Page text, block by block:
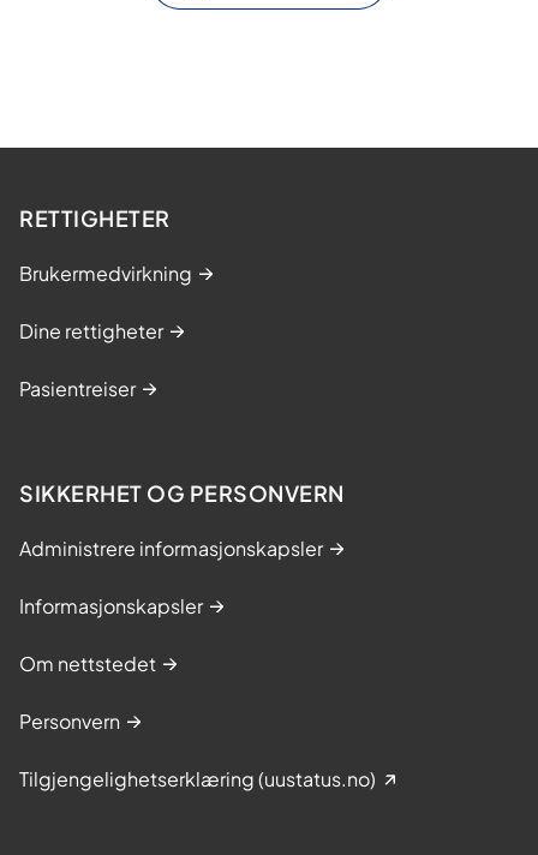
RETTIGHETER
Brukermedvirkning
Dine rettigheter
Pasientreiser
SIKKERHET OG PERSONVERN
Administrere informasjonskapsler
Informasjonskapsler
Om nettstedet
Personvern
Tilgjengelighetserklæring (uustatus.no)